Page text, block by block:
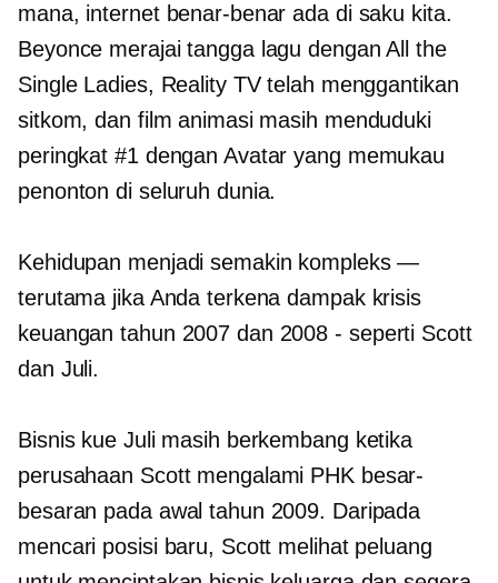
mana, internet benar-benar ada di saku kita.
Beyonce merajai tangga lagu dengan All the
Single Ladies, Reality TV telah menggantikan
sitkom, dan film animasi masih menduduki
peringkat #1 dengan Avatar yang memukau
penonton di seluruh dunia.
Kehidupan menjadi semakin kompleks —
terutama jika Anda terkena dampak krisis
keuangan tahun 2007 dan 2008- seperti Scott
dan Juli.
Bisnis kue Juli masih berkembang ketika
perusahaan Scott mengalami PHK besar-
besaran pada awal tahun 2009. Daripada
mencari posisi baru, Scott melihat peluang